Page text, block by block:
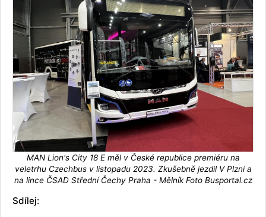
MAN Lion's City 18 E měl v České republice premiéru na
veletrhu Czechbus v listopadu 2023. Zkušebně jezdil V Plzni a
na lince ČSAD Střední Čechy Praha - Mělník Foto Busportal.cz
Sdílej: